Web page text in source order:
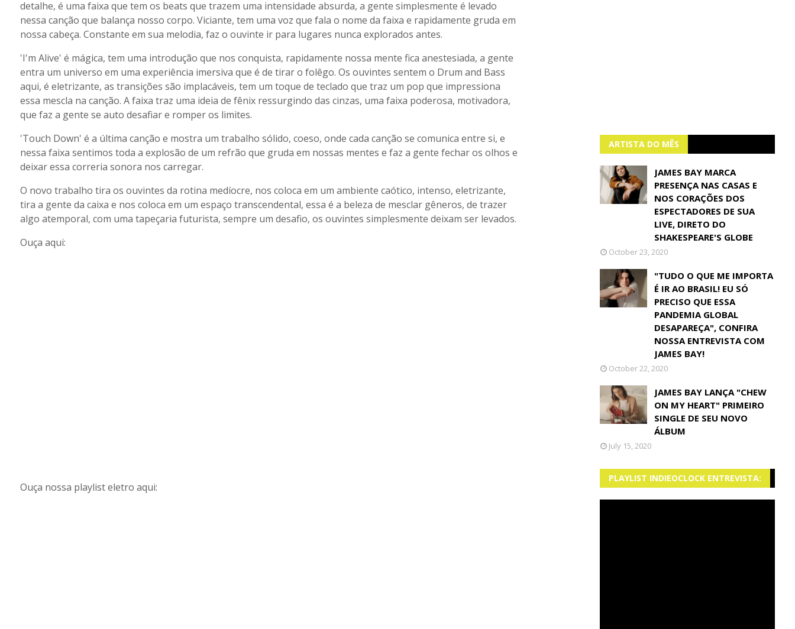
detalhe, é uma faixa que tem os beats que trazem uma intensidade absurda, a gente simplesmente é levado
nessa canção que balança nosso corpo. Viciante, tem uma voz que fala o nome da faixa e rapidamente gruda em
nossa cabeça. Constante em sua melodia, faz o ouvinte ir para lugares nunca explorados antes.
'I'm Alive' é mágica, tem uma introdução que nos conquista, rapidamente nossa mente fica anestesiada, a gente
entra um universo em uma experiência imersiva que é de tirar o folêgo. Os ouvintes sentem o Drum and Bass
aqui, é eletrizante, as transições são implacáveis, tem um toque de teclado que traz um pop que impressiona
essa mescla na canção. A faixa traz uma ideia de fênix ressurgindo das cinzas, uma faixa poderosa, motivadora,
que faz a gente se auto desafiar e romper os limites.
'Touch Down' é a última canção e mostra um trabalho sólido, coeso, onde cada canção se comunica entre si, e
nessa faixa sentimos toda a explosão de um refrão que gruda em nossas mentes e faz a gente fechar os olhos e
deixar essa correria sonora nos carregar.
O novo trabalho tira os ouvintes da rotina medíocre, nos coloca em um ambiente caótico, intenso, eletrizante,
tira a gente da caixa e nos coloca em um espaço transcendental, essa é a beleza de mesclar gêneros, de trazer
algo atemporal, com uma tapeçaria futurista, sempre um desafio, os ouvintes simplesmente deixam ser levados.
Ouça aqui:
Ouça nossa playlist eletro aqui:
ARTISTA DO MÊS
JAMES BAY MARCA
PRESENÇA NAS CASAS E
NOS CORAÇÕES DOS
ESPECTADORES DE SUA
LIVE, DIRETO DO
SHAKESPEARE'S GLOBE
October 23, 2020
"TUDO O QUE ME IMPORTA
É IR AO BRASIL! EU SÓ
PRECISO QUE ESSA
PANDEMIA GLOBAL
DESAPAREÇA", CONFIRA
NOSSA ENTREVISTA COM
JAMES BAY!
October 22, 2020
JAMES BAY LANÇA "CHEW
ON MY HEART" PRIMEIRO
SINGLE DE SEU NOVO
ÁLBUM
July 15, 2020
PLAYLIST INDIEOCLOCK ENTREVISTA: